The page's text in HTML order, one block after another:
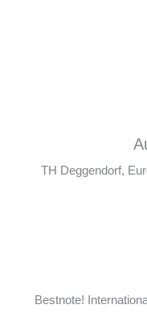
TH Deggendorf,
Bestnote!